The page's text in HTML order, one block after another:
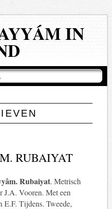
IN
RUBAIYAT
Rubaiyat. Metrisch
J.A. Vooren. Met een
E.F. Tijdens. Tweede,